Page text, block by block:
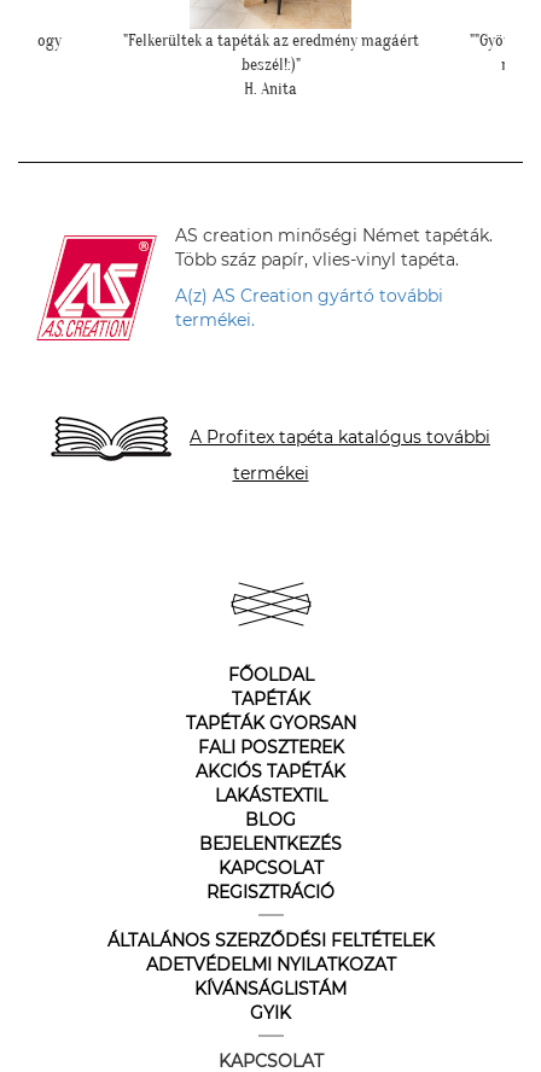
""Gyönyörűek a tapéták. A szakember is boldog volt,
mivel tényleg könnyű volt feltenni, magas
minőségüknek köszönhetően!""
AS creation minőségi Német tapéták.
Több száz papír, vlies-vinyl tapéta.
A(z) AS Creation gyártó további
termékei.
A Profitex tapéta katalógus további
termékei
FŐOLDAL
TAPÉTÁK
TAPÉTÁK GYORSAN
FALI POSZTEREK
AKCIÓS TAPÉTÁK
LAKÁSTEXTIL
BLOG
BEJELENTKEZÉS
KAPCSOLAT
REGISZTRÁCIÓ
ÁLTALÁNOS SZERZŐDÉSI FELTÉTELEK
ADETVÉDELMI NYILATKOZAT
KÍVÁNSÁGLISTÁM
GYIK
KAPCSOLAT